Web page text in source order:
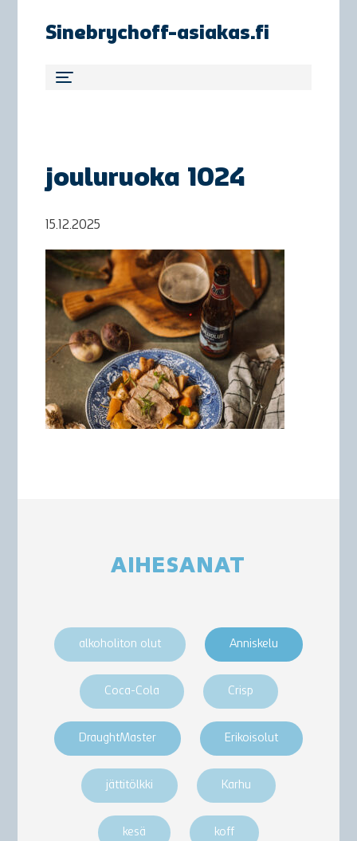
Sinebrychoff-asiakas.fi
jouluruoka 1024
15.12.2025
AIHESANAT
alkoholiton olut Anniskelu
Coca-Cola Crisp
DraughtMaster Erikoisolut
jättitölkki Karhu
kesä koff